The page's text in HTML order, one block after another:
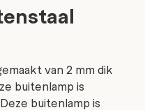
van 2 mm dik
buitenlamp is
buitenlamp is